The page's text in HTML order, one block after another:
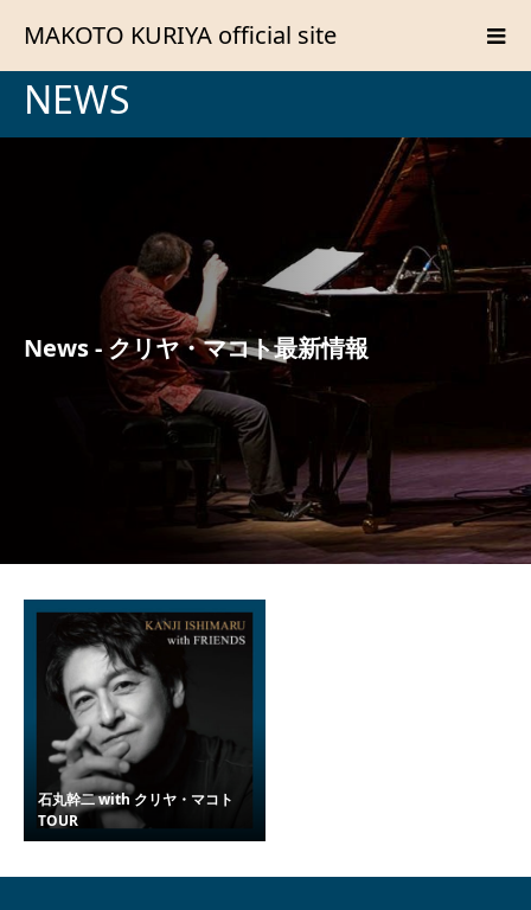
MAKOTO KURIYA official site
NEWS
News - クリヤ・マコト最新情報
石丸幹二 with クリヤ・マコト
TOUR